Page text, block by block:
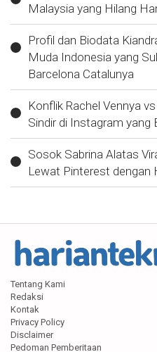
Malaysia yang Hilang
Profil dan Biodata
Muda Indonesia yang
Barcelona Catalunya
Konflik Rachel Vennya
Sindir di Instagram yang
Sosok Sabrina Alatas
Lewat Pinterest dengan
Tentang Kami
Redaksi
Kontak
Privacy Policy
Disclaimer
Pedoman Pemberitaan